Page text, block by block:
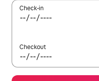
Check-in
Checkout